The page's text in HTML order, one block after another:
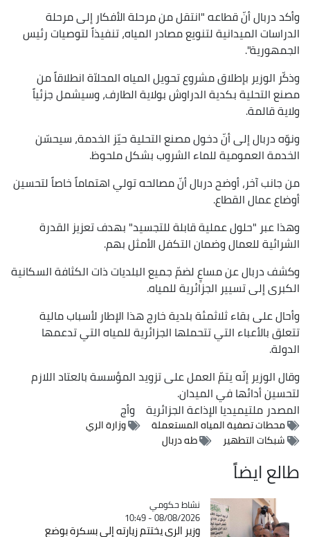
وأكد دربال أنّ قطاعه "انتقل من مرحلة الأفكار إلى مرحلة
الدراسات الميدانية لتنويع مصادر المياه، تنفيذاً لتوصيات رئيس
الجمهورية".
وذكّر الوزير بإطلاق مشروع تحويل المياه المحلاّة انطلاقاً من
مصنع التحلية بكدية الدراوش بولاية الطارف، وسيشمل جزئياً
ولاية قالمة.
ونوّه دربال إلى أنّ دخول مصنع التحلية حيّز الخدمة، سيحسّن
الخدمة العمومية للماء الشروب بشكل ملحوظ.
من جانب آخر، أوضح دربال أنّ مصالحه تولي اهتماماً خاصاً لتحسين
أوضاع عمال القطاع.
وهذا عبر "حلول عملية قابلة للتجسيد" بهدف تعزيز القدرة
الشرائية للعمال وضمان التكفل الأمثل بهم.
وكشف دربال عن مساعٍ لضمّ جميع البلديات ذات الكثافة السكانية
الكبرى إلى تسيير الجزائرية للمياه.
وأحال على بقاء ثلاثمئة بلدية خارج هذا الإطار لأسباب مالية
تتعلق بالأعباء التي تتحملها الجزائرية للمياه التي تدعمها
الدولة.
وقال الوزير إنّه يتمّ العمل على تزويد المؤسسة بالعتاد اللازم
لتحسين أدائها في الميدان.
المصدرملتيميديا الإذاعة الجزائرية وأج
محطات تصفية المياه المستعملة
وزارة الري
شبكات التطهير
طه دربال
طالع ايضاً
Catégorie
نشاط حكومي
08/08/2026 - 10:49
وزير الري يختتم زيارته إلى بسكرة بوضع